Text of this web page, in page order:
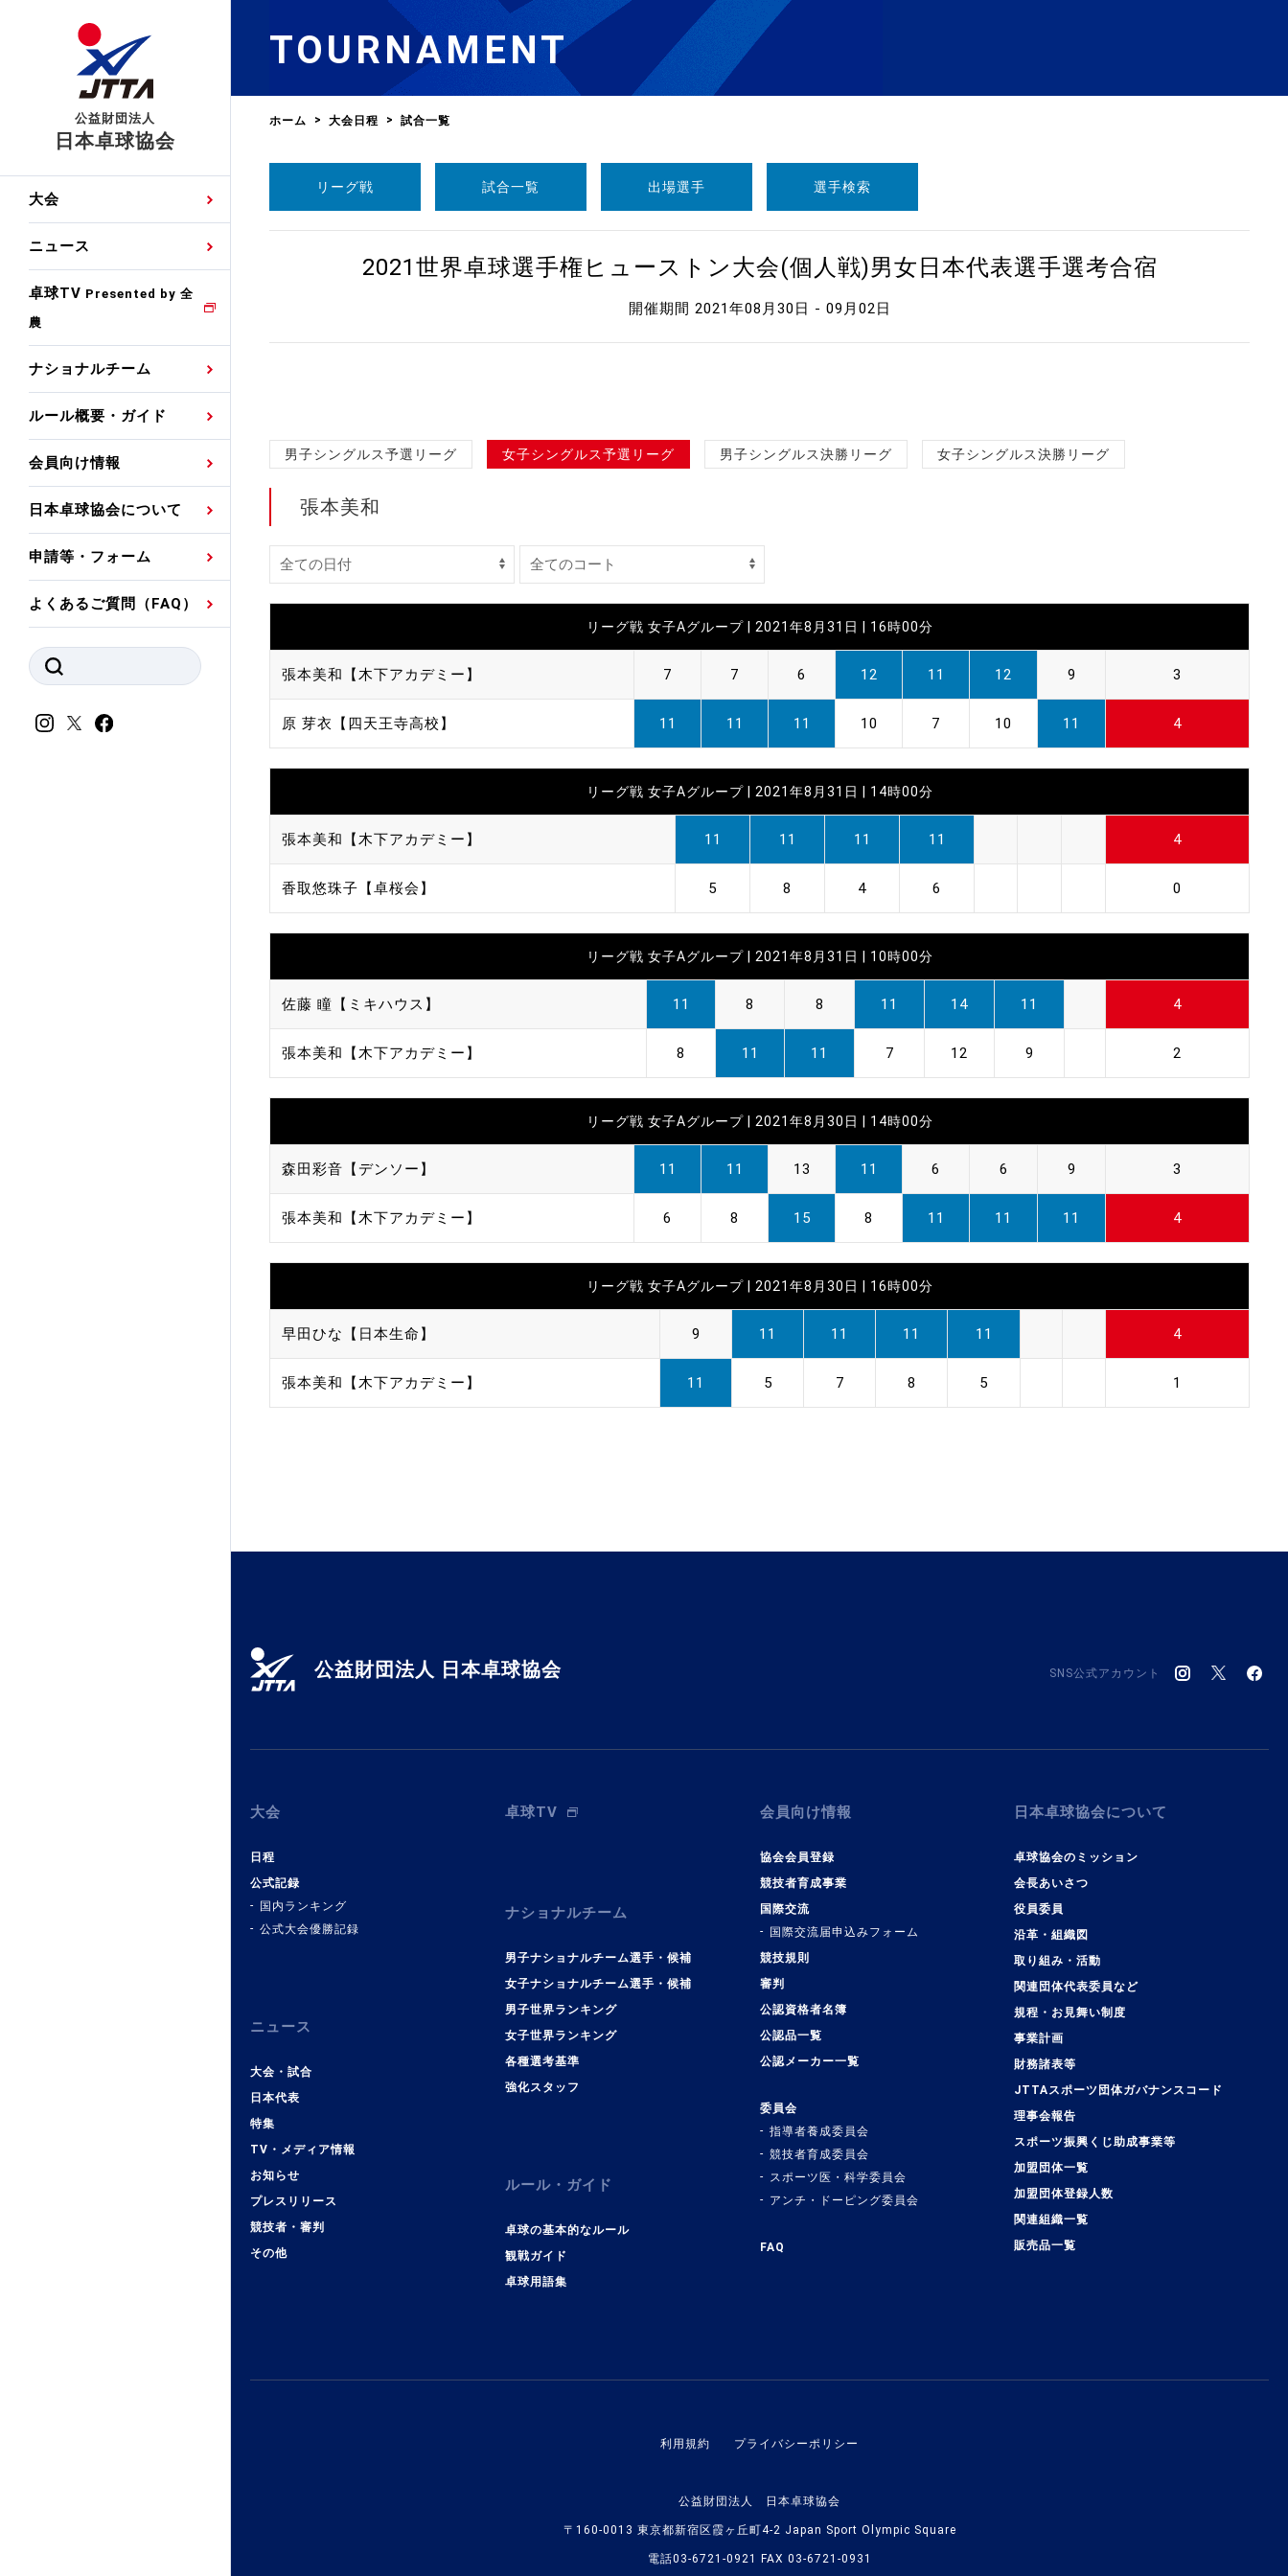
公益財団法人
日本卓球協会
大会
公式大会優勝記録
ニュース
大会・試合
TV・メディア情報
その他
卓球TV Presented by 全
農
ナショナルチーム
男子ナショナルチーム選
女子ナショナルチーム選
強化スタッフ
ルール概要・ガイド
卓球の基本的なルール
卓球用語集
会員向け情報
協会会員登録
審判
公認メーカー一覧
委員会
競技者育成委員会
スポーツ医・科学委員会
アンチ・ドーピング委員
日本卓球協会について
卓球協会のミッション
沿革・組織図
ハンドブックデータ
事業計画・事業報告
JTTAスポーツ団体ガバナ
ンスコード
理事会報告
加盟団体一覧
加盟団体登録人数
申請等・フォーム
国際交流届申込みフォーム
競技ウエアチーム名申請
審判員ネームプレート制作
申込
よくあるご質問（FAQ）
TOURNAMENT
ホーム 大会日程 試合一覧
リーグ戦 試合一覧 出場選手 選手検索
2021世界卓球選手権ヒューストン大会(個人戦)男女日本代表選手選考合宿
開催期間 2021年08月30日 - 09月02日
男子シングルス予選リーグ 女子シングルス予選リーグ 男子シングルス決勝リーグ 女子シングルス決勝リーグ
張本美和
リーグ戦 女子Aグループ | 2021年8月31日 | 16時00分
張本美和【木下アカデミー】 7 7 6 12 11 12 9 3
原 芽衣【四天王寺高校】 11 11 11 10 7 10 11 4
リーグ戦 女子Aグループ | 2021年8月31日 | 14時00分
張本美和【木下アカデミー】 11 11 11 11 4
香取悠珠子【卓桜会】 5 8 4 6 0
リーグ戦 女子Aグループ | 2021年8月31日 | 10時00分
佐藤 瞳【ミキハウス】 11 8 8 11 14 11 4
張本美和【木下アカデミー】 8 11 11 7 12 9 2
リーグ戦 女子Aグループ | 2021年8月30日 | 14時00分
森田彩音【デンソー】 11 11 13 11 6 6 9 3
張本美和【木下アカデミー】 6 8 15 8 11 11 11 4
リーグ戦 女子Aグループ | 2021年8月30日 | 16時00分
早田ひな【日本生命】 9 11 11 11 11 4
張本美和【木下アカデミー】 11 5 7 8 5 1
公益財団法人 日本卓球協会 SNS公式アカウント
大会
日程
公式記録
国内ランキング
公式大会優勝記録
ニュース
大会・試合
日本代表
特集
TV・メディア情報
お知らせ
プレスリリース
競技者・審判
その他
卓球TV
ナショナルチーム
男子ナショナルチーム選手・候補
女子ナショナルチーム選手・候補
男子世界ランキング
女子世界ランキング
各種選考基準
強化スタッフ
ルール・ガイド
卓球の基本的なルール
観戦ガイド
卓球用語集
会員向け情報
協会会員登録
競技者育成事業
国際交流
国際交流届申込みフォーム
競技規則
審判
公認資格者名簿
公認品一覧
公認メーカー一覧
委員会
指導者養成委員会
競技者育成委員会
スポーツ医・科学委員会
アンチ・ドーピング委員会
FAQ
日本卓球協会について
卓球協会のミッション
会長あいさつ
役員委員
沿革・組織図
取り組み・活動
関連団体代表委員など
規程・お見舞い制度
事業計画
財務諸表等
JTTAスポーツ団体ガバナンスコード
理事会報告
スポーツ振興くじ助成事業等
加盟団体一覧
加盟団体登録人数
関連組織一覧
販売品一覧
利用規約 プライバシーポリシー
公益財団法人 日本卓球協会
〒160-0013 東京都新宿区霞ヶ丘町4-2 Japan Sport Olympic Square
電話03-6721-0921 FAX 03-6721-0931